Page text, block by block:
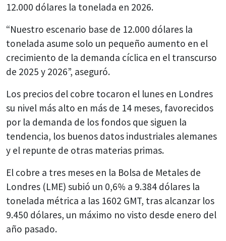
12.000 dólares la tonelada en 2026.
“Nuestro escenario base de 12.000 dólares la
tonelada asume solo un pequeño aumento en el
crecimiento de la demanda cíclica en el transcurso
de 2025 y 2026”, aseguró.
Los precios del cobre tocaron el lunes en Londres
su nivel más alto en más de 14 meses, favorecidos
por la demanda de los fondos que siguen la
tendencia, los buenos datos industriales alemanes
y el repunte de otras materias primas.
El cobre a tres meses en la Bolsa de Metales de
Londres (LME) subió un 0,6% a 9.384 dólares la
tonelada métrica a las 1602 GMT, tras alcanzar los
9.450 dólares, un máximo no visto desde enero del
año pasado.